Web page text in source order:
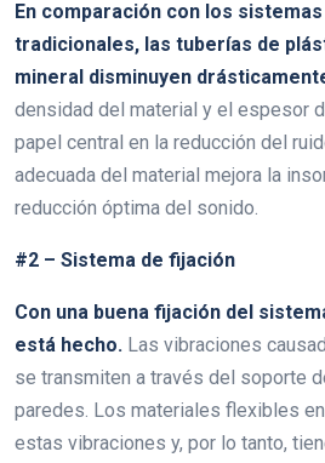
En comparación con los
tradicionales, las tuberías de
mineral disminuyen
densidad del material y el espesor
papel central en la reducción del
adecuada del material mejora la
reducción óptima del sonido.
#2 – Sistema de fijación
Con una buena fijación del
está hecho. Las vibraciones
se transmiten a través del soporte
paredes. Los materiales flexibles
estas vibraciones y, por lo tanto,